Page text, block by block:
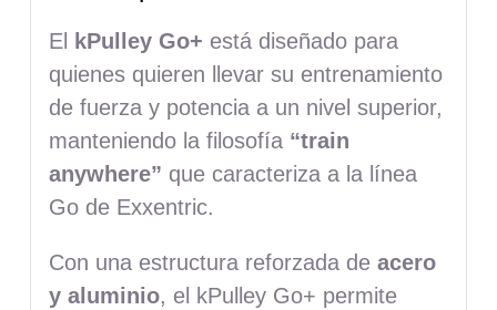
El kPulley Go+ está diseñado para
quienes quieren llevar su entrenamiento
de fuerza y potencia a un nivel superior,
manteniendo la filosofía “train
anywhere” que caracteriza a la línea
Go de Exxentric.
Con una estructura reforzada de acero
y aluminio, el kPulley Go+ permite